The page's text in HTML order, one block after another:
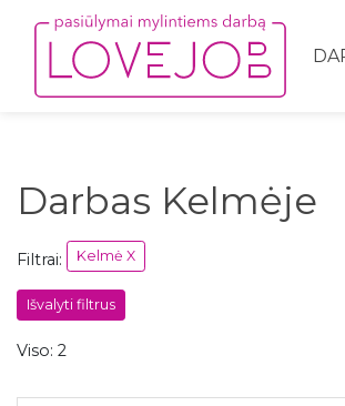
Darbas Kelmėje
Filtrai: Kelmė X
Išvalyti filtrus
Viso: 2